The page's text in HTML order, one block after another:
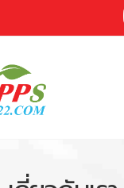
menu